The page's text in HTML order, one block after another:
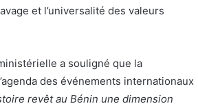
et l’universalité des valeurs
a souligné que la
des événements internationaux
revêt au Bénin une dimension